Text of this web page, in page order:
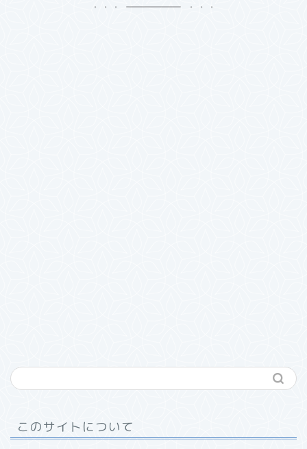
このサイトについて